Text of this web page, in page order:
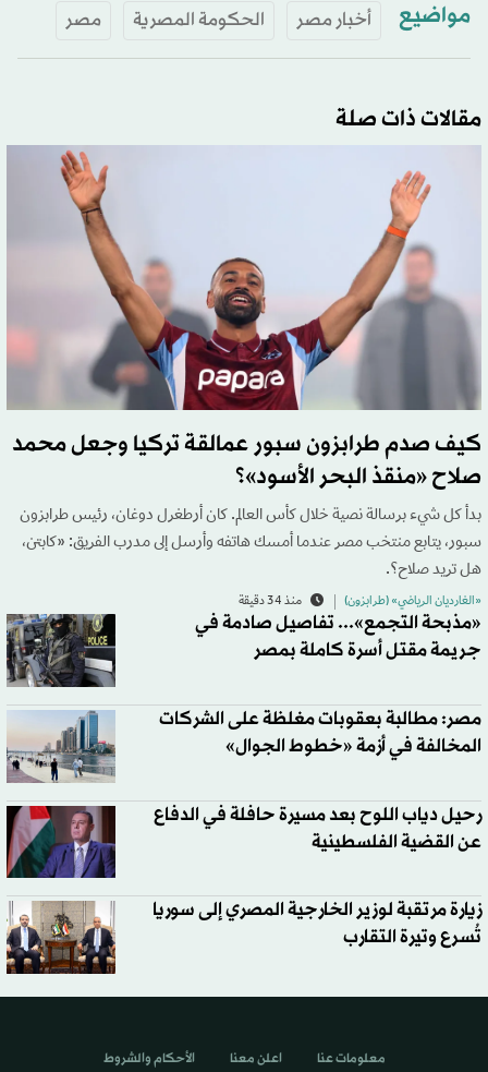
مواضيع أخبار مصر الحكومة المصرية مصر
مقالات ذات صلة
كيف صدم طرابزون سبور عمالقة تركيا وجعل محمد
صلاح «منقذ البحر الأسود»؟
بدأ كل شيء برسالة نصية خلال كأس العالم. كان أرطغرل دوغان، رئيس طرابزون
سبور، يتابع منتخب مصر عندما أمسك هاتفه وأرسل إلى مدرب الفريق: «كابتن،
هل تريد صلاح؟.
«الغارديان الرياضي» (طرابزون) منذ 34 دقيقة
«مذبحة التجمع»... تفاصيل صادمة في
جريمة مقتل أسرة كاملة بمصر
مصر: مطالبة بعقوبات مغلظة على الشركات
المخالفة في أزمة «خطوط الجوال»
رحيل دياب اللوح بعد مسيرة حافلة في الدفاع
عن القضية الفلسطينية
زيارة مرتقبة لوزير الخارجية المصري إلى سوريا
تُسرع وتيرة التقارب
معلومات عنا اعلن معنا الأحكام والشروط